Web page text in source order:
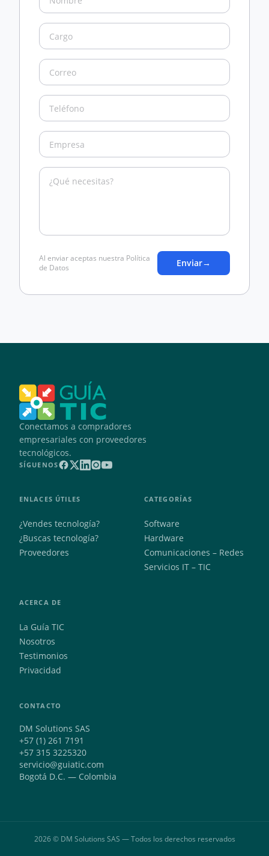
Al enviar aceptas nuestra Política
de Datos
Enviar→
Conectamos a compradores
empresariales con proveedores
tecnológicos.
SÍGUENOS
ENLACES ÚTILES
¿Vendes tecnología?
¿Buscas tecnología?
Proveedores
CATEGORÍAS
Software
Hardware
Comunicaciones – Redes
Servicios IT – TIC
ACERCA DE
La Guía TIC
Nosotros
Testimonios
Privacidad
CONTACTO
DM Solutions SAS
+57 (1) 261 7191
+57 315 3225320
servicio@guiatic.com
Bogotá D.C. — Colombia
2026 © DM Solutions SAS — Todos los derechos reservados